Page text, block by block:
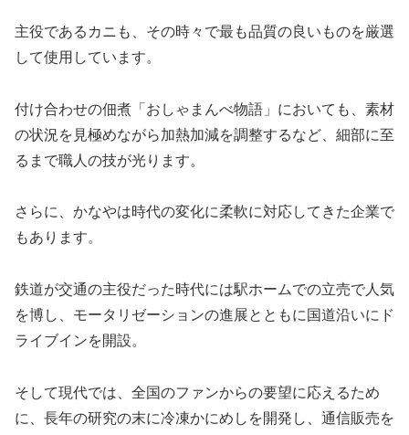
主役であるカニも、その時々で最も品質の良いものを厳選
して使用しています。
付け合わせの佃煮「おしゃまんべ物語」においても、素材
の状況を見極めながら加熱加減を調整するなど、細部に至
るまで職人の技が光ります。
さらに、かなやは時代の変化に柔軟に対応してきた企業で
もあります。
鉄道が交通の主役だった時代には駅ホームでの立売で人気
を博し、モータリゼーションの進展とともに国道沿いにド
ライブインを開設。
そして現代では、全国のファンからの要望に応えるため
に、長年の研究の末に冷凍かにめしを開発し、通信販売を